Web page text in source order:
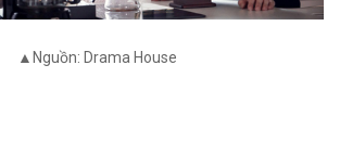
▲Nguồn: Drama House